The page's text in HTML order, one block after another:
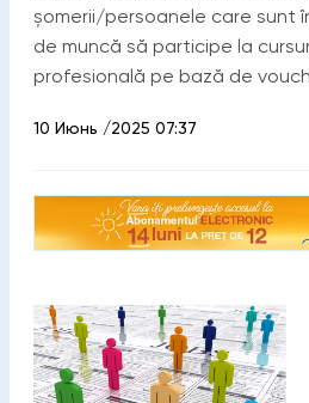
șomerii/persoanele care sunt
de muncă să participe la
profesională pe bază de
10 Июнь /2025 07:37